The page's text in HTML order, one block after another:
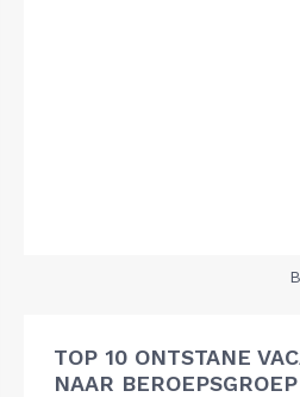
TOP 10 ONTSTANE
NAAR BEROEPSGROEP